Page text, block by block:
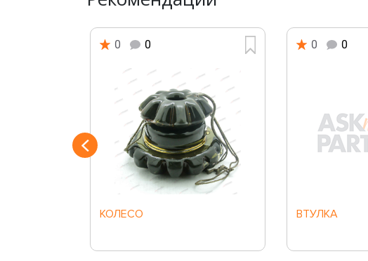
0 0
КОЛЕСО
0 0
ВТУЛКА